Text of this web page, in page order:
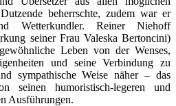
beherrschte, zudem war er
Wetterkundler. Reiner Niehoff
seiner Frau Valeska Bertoncini)
Leben von der Wenses,
und seine Verbindung zu
sympathische Weise näher – das
seinen humoristisch-legeren und
Ausführungen.